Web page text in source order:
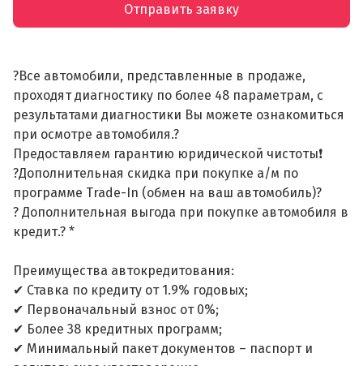
Отправить заявку
?Все автомобили, представленные в продаже,
проходят диагностику по более 48 параметрам, с
результатами диагностики Вы можете ознакомиться
при осмотре автомобиля.?
Предоставляем гарантию юридической чистоты❗
?Дополнительная скидка при покупке а/м по
программе Trade-In (обмен на ваш автомобиль)?
? Дополнительная выгода при покупке автомобиля в
кредит.? *
Преимущества автокредитования:
✔ Ставка по кредиту от 1.9% годовых;
✔ Первоначальный взнос от 0%;
✔ Более 38 кредитных программ;
✔ Минимальный пакет документов – паспорт и